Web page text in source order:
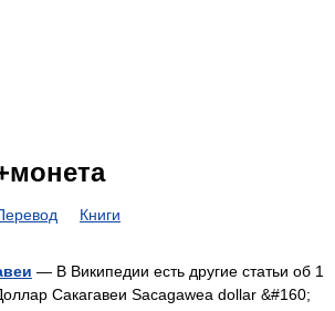
Книги
— В Википедии есть другие статьи об 1
Сакагавеи Sacagawea dollar &#160;